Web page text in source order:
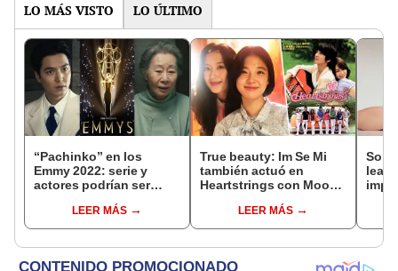
LO MÁS VISTO LO ÚLTIMO
“Pachinko” en los
Emmy 2022: serie y
actores podrían ser
expertosLEER MÁS
True beauty: Im Se Mi
también actuó en
Heartstrings con Moon
LEER MÁS